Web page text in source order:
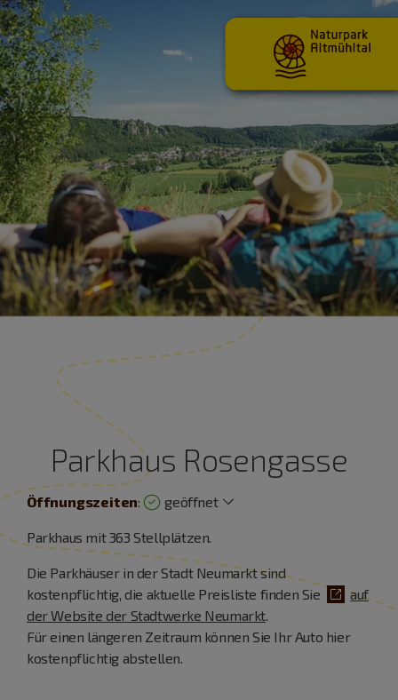
Parkhaus Rosengasse
Öffnungszeiten: geöffnet
Parkhaus mit 363 Stellplätzen.
Die Parkhäuser in der Stadt Neumarkt sind
kostenpflichtig, die aktuelle Preisliste finden Sie
auf
der Website der Stadtwerke Neumarkt.
Für einen längeren Zeitraum können Sie Ihr Auto hier
kostenpflichtig abstellen.